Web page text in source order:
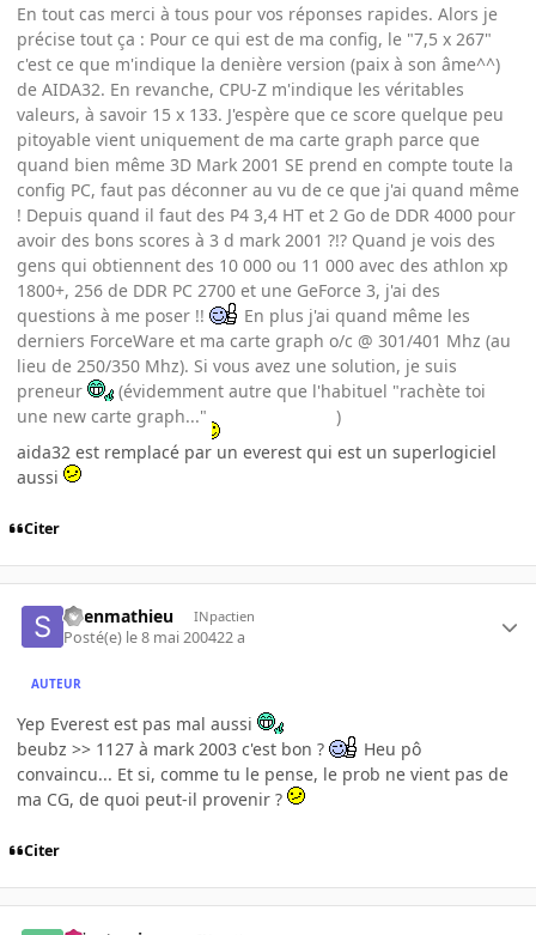
En tout cas merci à tous pour vos réponses rapides. Alors je
précise tout ça : Pour ce qui est de ma config, le "7,5 x 267"
c'est ce que m'indique la denière version (paix à son âme^^)
de AIDA32. En revanche, CPU-Z m'indique les véritables
valeurs, à savoir 15 x 133. J'espère que ce score quelque peu
pitoyable vient uniquement de ma carte graph parce que
quand bien même 3D Mark 2001 SE prend en compte toute la
config PC, faut pas déconner au vu de ce que j'ai quand même
! Depuis quand il faut des P4 3,4 HT et 2 Go de DDR 4000 pour
avoir des bons scores à 3 d mark 2001 ?!? Quand je vois des
gens qui obtiennent des 10 000 ou 11 000 avec des athlon xp
1800+, 256 de DDR PC 2700 et une GeForce 3, j'ai des
questions à me poser !!
En plus j'ai quand même les
derniers ForceWare et ma carte graph o/c @ 301/401 Mhz (au
lieu de 250/350 Mhz). Si vous avez une solution, je suis
preneur
(évidemment autre que l'habituel "rachète toi
une new carte graph..."
)
aida32 est remplacé par un everest qui est un superlogiciel
aussi
Citer
Shenmathieu INpactien
Posté(e) le 8 mai 200422 a
AUTEUR
Yep Everest est pas mal aussi
beubz >> 1127 à mark 2003 c'est bon ?
Heu pô
convaincu... Et si, comme tu le pense, le prob ne vient pas de
ma CG, de quoi peut-il provenir ?
Citer